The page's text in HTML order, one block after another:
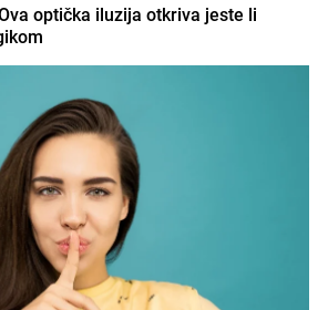
optička iluzija otkriva jeste li